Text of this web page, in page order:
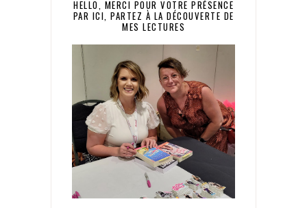
HELLO, MERCI POUR VOTRE PRÉSENCE
PAR ICI, PARTEZ À LA DÉCOUVERTE DE
MES LECTURES